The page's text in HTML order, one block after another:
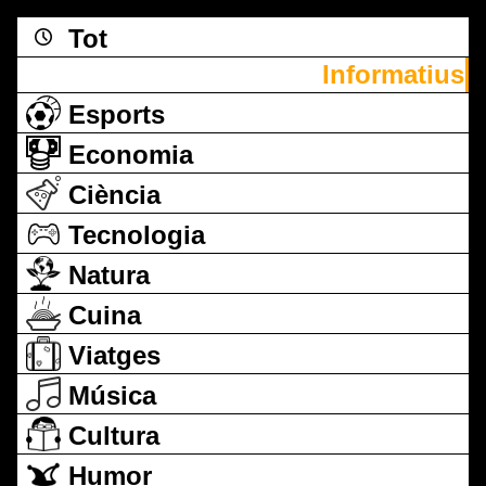
Tot
Informatius
Esports
Economia
Ciència
Tecnologia
Natura
Cuina
Viatges
Música
Cultura
Humor